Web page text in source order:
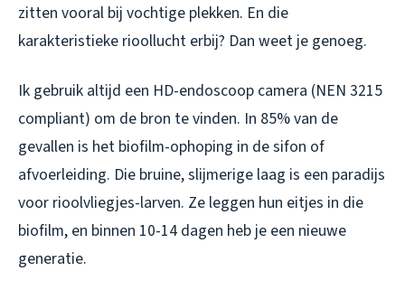
zitten vooral bij vochtige plekken. En die
karakteristieke rioollucht erbij? Dan weet je genoeg.
Ik gebruik altijd een HD-endoscoop camera (NEN 3215
compliant) om de bron te vinden. In 85% van de
gevallen is het biofilm-ophoping in de sifon of
afvoerleiding. Die bruine, slijmerige laag is een paradijs
voor rioolvliegjes-larven. Ze leggen hun eitjes in die
biofilm, en binnen 10-14 dagen heb je een nieuwe
generatie.